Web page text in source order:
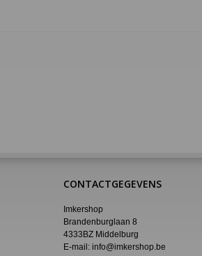
CONTACTGEGEVENS
Imkershop
Brandenburglaan 8
4333BZ Middelburg
E-mail: info@imkershop.be